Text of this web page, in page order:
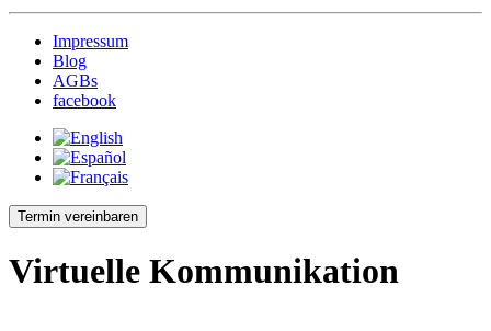
Impressum
Blog
AGBs
facebook
Termin vereinbaren
Virtuelle Kommunikation